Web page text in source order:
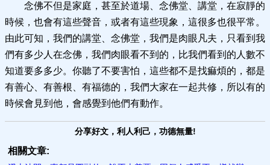
念佛不但是家庭，甚至於道場、念佛堂、講堂，在寂靜的
時候，也會有這些聲音，或者有這些現象，這很多也很平常。
由此可知，我們的講堂、念佛堂，我們是肉眼凡夫，只看到我
們有多少人在念佛，我們肉眼看不到的，比我們看到的人數不
知道要多多少。你聽了不要害怕，這些都不是找痲煩的，都是
有善心、有善根、有福德的，我們大家在一起共修，所以有的
時候會見到他，會感覺到他們有動作。
分享好文，利人利己，功德無量!
相關文章: